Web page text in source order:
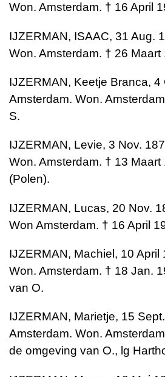
Won. Amsterdam. † 16 April
IJZERMAN, ISAAC, 31 Aug.
Won. Amsterdam. † 26 Maart
IJZERMAN, Keetje Branca, 4
Amsterdam. Won.
S.
IJZERMAN, Levie, 3 Nov.
Won. Amsterdam. † 13
(Polen).
IJZERMAN, Lucas, 20 Nov.
Won Amsterdam. † 16 April
IJZERMAN, Machiel, 10 April
Won. Amsterdam. † 18 Jan.
van O.
IJZERMAN, Marietje, 15
Amsterdam. Won.
de omgeving van O., lg